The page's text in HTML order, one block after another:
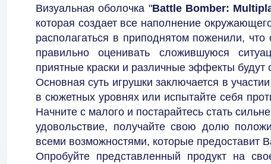
Визуальная оболочка "Battle Bomber:
которая создает все наполнение
располагаться в приподнятом поженили,
правильно оценивать сложившуюся
приятные краски и различные эффекты будут
Основная суть игрушки заключается в
в сюжетных уровнях или испытайте себя
Начните с малого и постарайтесь стать
удовольствие, получайте свою долю
всеми возможностями, которые предоставит
Опробуйте представленный продукт на